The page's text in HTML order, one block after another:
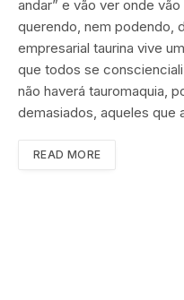
andar” e vão ver onde
querendo, nem podendo,
empresarial taurina vive
que todos se
não haverá tauromaquia,
demasiados, aqueles que
READ MORE